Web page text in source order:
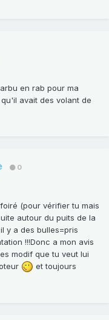
en rab pour ma
avait des volant de
0
(pour vérifier tu mais
autour du puits de la
y a des bulles=pris
!!!Donc a mon avis
modif que tu veut lui
et toujours